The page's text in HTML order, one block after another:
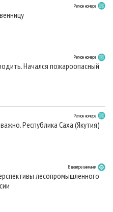
Регион номера
Регион номера
Начался пожароопасный
Регион номера
Республика Саха (Якутия)
В центре внимания
лесопромышленного